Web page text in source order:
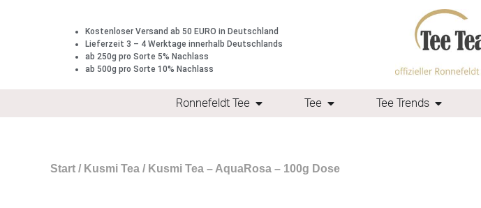
Kostenloser Versand ab 50 EURO in Deutschland
Lieferzeit 3 – 4 Werktage innerhalb Deutschlands
ab 250g pro Sorte 5% Nachlass
ab 500g pro Sorte 10% Nachlass
Ronnefeldt Tee Tee Tee Trends
Start / Kusmi Tea / Kusmi Tea – AquaRosa – 100g Dose